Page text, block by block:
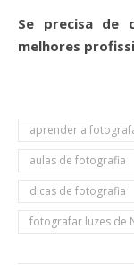
Se precisa de
melhores
aprender a
aulas de fotografia
dicas de fotografia
fotografar luzes de